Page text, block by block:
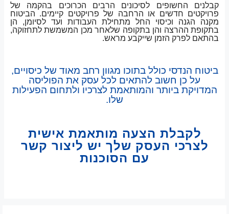
קבלנים החשופים לסיכונים הרבים הכרוכים בהקמה של
פרויקטים חדשים או הרחבה של פרויקטים קיימים. הביטוח
מקנה הגנה וכיסוי החל מתחילת העבודות ועד לסיומן, הן
בתקופת ההרצה והן בתקופה שלאחר מכן המשמשת לתחזוקה,
בהתאם לפרק הזמן שייקבע מראש.
ביטוח הנדסי כולל בתוכו מגוון רחב מאוד של כיסויים,
על כן חשוב להתאים לכל עסק את הפוליסה
המדויקת ביותר והמותאמת לצרכיו ולתחום הפעילות
שלו.
לקבלת הצעה מותאמת אישית
לצרכי העסק שלך יש ליצור קשר
עם הסוכנות